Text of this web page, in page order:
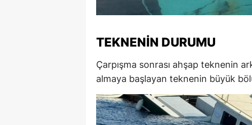
Hatay
İstanbul
İzmir
Kars
TEKNENIN DURUMU
Çarpışma sonrası ahşap teknenin
almaya başlayan teknenin büyük